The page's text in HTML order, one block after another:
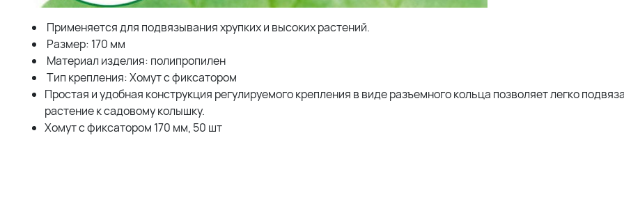
Применяется для подвязывания хрупких и высоких растений.
Размер: 170 мм
Материал изделия: полипропилен
Тип крепления: Хомут с фиксатором
Простая и удобная конструкция регулируемого крепления в виде разъемного кольца позволяет легко
растение к садовому колышку.
Хомут с фиксатором 170 мм, 50 шт